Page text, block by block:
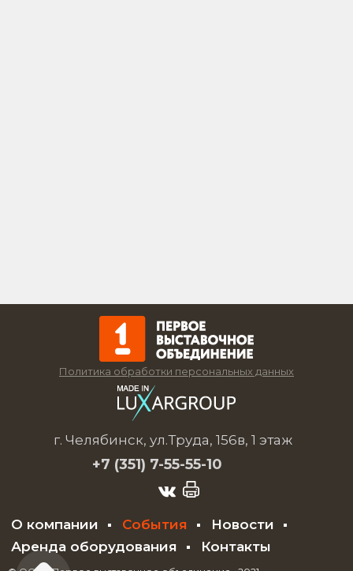
Политика обработки персональных данных
г. Челябинск, ул.Труда, 156в, 1 этаж
+7 (351) 7-55-55-10
О компании События
Новости
Аренда оборудования
Контакты